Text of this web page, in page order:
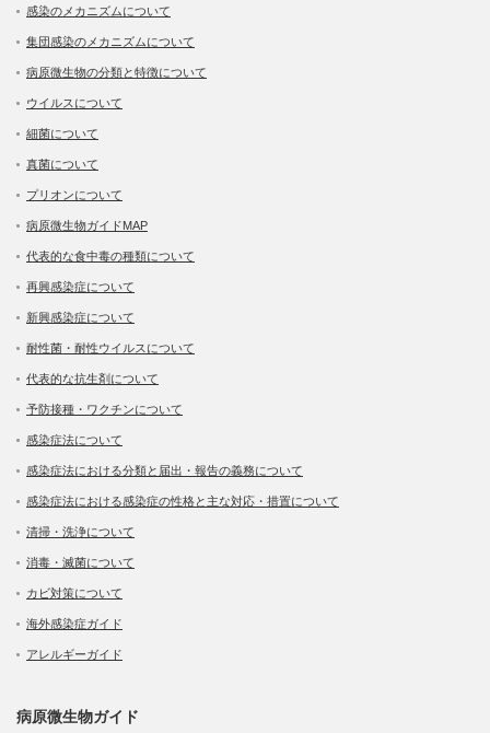
感染のメカニズムについて
集団感染のメカニズムについて
病原微生物の分類と特徴について
ウイルスについて
細菌について
真菌について
プリオンについて
病原微生物ガイドMAP
代表的な食中毒の種類について
再興感染症について
新興感染症について
耐性菌・耐性ウイルスについて
代表的な抗生剤について
予防接種・ワクチンについて
感染症法について
感染症法における分類と届出・報告の義務について
感染症法における感染症の性格と主な対応・措置について
清掃・洗浄について
消毒・滅菌について
カビ対策について
海外感染症ガイド
アレルギーガイド
病原微生物ガイド